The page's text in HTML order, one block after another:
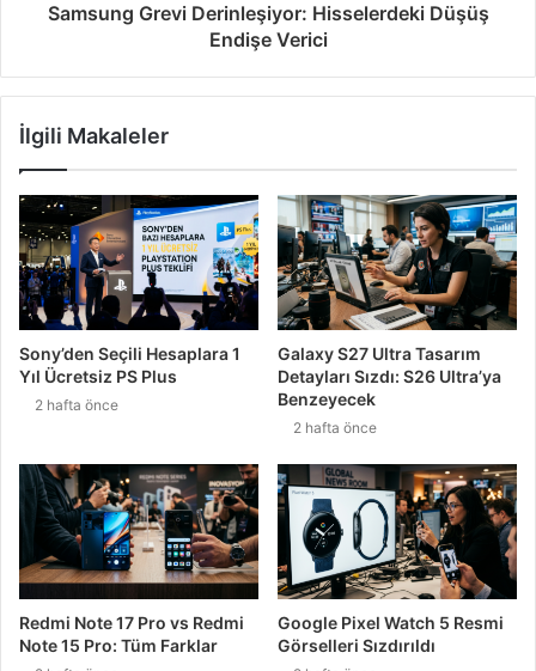
Samsung Grevi Derinleşiyor: Hisselerdeki Düşüş
Endişe Verici
İlgili Makaleler
Sony’den Seçili Hesaplara 1
Yıl Ücretsiz PS Plus
2 hafta önce
Galaxy S27 Ultra Tasarım
Detayları Sızdı: S26 Ultra’ya
Benzeyecek
2 hafta önce
Redmi Note 17 Pro vs Redmi
Note 15 Pro: Tüm Farklar
Google Pixel Watch 5 Resmi
Görselleri Sızdırıldı